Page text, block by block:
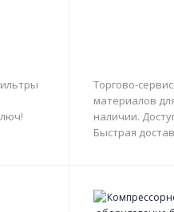
Торгово-
материалов
наличии.
Быстрая